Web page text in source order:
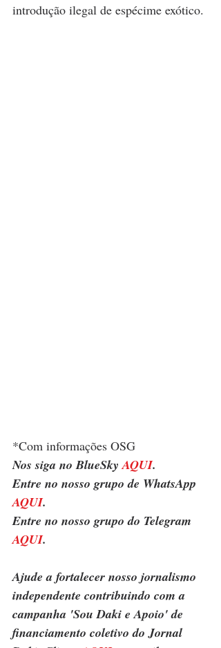
introdução ilegal de espécime exótico.
*Com informações OSG
Nos siga no BlueSky AQUI.
Entre no nosso grupo de WhatsApp
AQUI.
Entre no nosso grupo do Telegram
AQUI.
Ajude a fortalecer nosso jornalismo
independente contribuindo com a
campanha 'Sou Daki e Apoio' de
financiamento coletivo do Jornal